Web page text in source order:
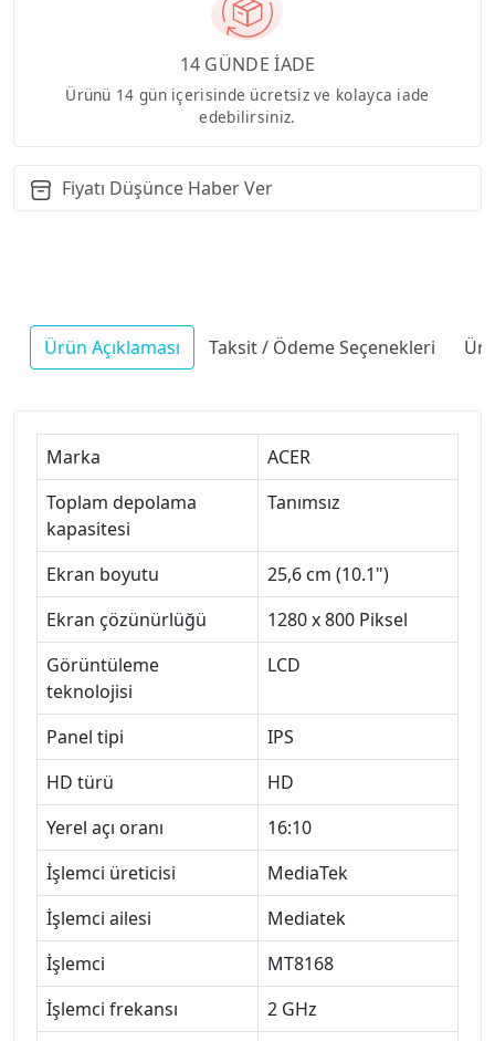
14 GÜNDE İADE
Ürünü 14 gün içerisinde ücretsiz ve kolayca iade
edebilirsiniz.
Fiyatı Düşünce Haber Ver
Ürün Açıklaması Taksit / Ödeme Seçenekleri
Marka
ACER
Toplam depolama
kapasitesi
Tanımsız
Ekran boyutu
25,6 cm (10.1")
Ekran çözünürlüğü
1280 x 800 Piksel
Görüntüleme
teknolojisi
LCD
Panel tipi
IPS
HD türü
HD
Yerel açı oranı
16:10
İşlemci üreticisi
MediaTek
İşlemci ailesi
Mediatek
İşlemci
MT8168
İşlemci frekansı
2 GHz